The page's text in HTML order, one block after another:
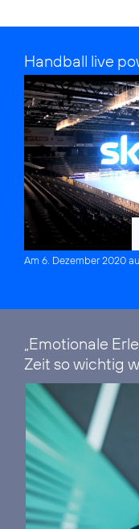
Handball live
Am 6. Dezember 2020
„Emotionale
Zeit so wichtig